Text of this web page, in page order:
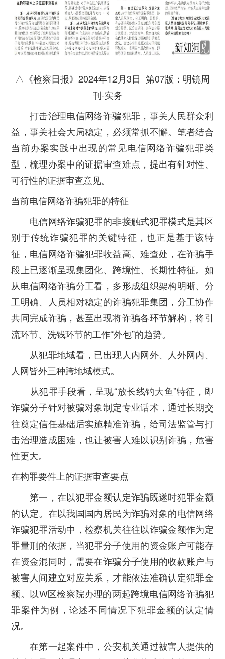
△《检察日报》2024年12月3日 第07版：明镜周
刊·实务
打击治理电信网络诈骗犯罪，事关人民群众利
益，事关社会大局稳定，必须常抓不懈。笔者结合
当前办案实践中出现的常见电信网络诈骗犯罪类
型，梳理办案中的证据审查难点，提出有针对性、
可行性的证据审查意见。
当前电信网络诈骗犯罪的特征
电信网络诈骗犯罪的非接触式犯罪模式是其区
别于传统诈骗犯罪的关键特征，也正是基于该特
征，电信网络诈骗犯罪收益高、难查处，在诈骗手
段上已逐渐呈现集团化、跨境性、长期性特征。如
从电信网络诈骗分工看，多形成组织架构明晰、分
工明确、人员相对稳定的诈骗犯罪集团，分工协作
共同完成诈骗，甚至出现将诈骗各环节解构，将引
流环节、洗钱环节的工作“外包”的趋势。
从犯罪地域看，已出现人内网外、人外网内、
人网皆外三种跨地域模式。
从犯罪手段看，呈现“放长线钓大鱼”特征，即
诈骗分子针对被骗对象制定专业话术，通过长期交
往奠定信任基础后实施精准诈骗，给司法监管与打
击治理造成困难，也让被害人难以识别诈骗，危害
性更大。
在构罪要件上的证据审查要点
第一，在以犯罪金额认定诈骗既遂时犯罪金额
的认定。在以我国国内居民为诈骗对象的电信网络
诈骗犯罪活动中，检察机关往往以诈骗金额作为定
罪量刑的依据，当犯罪分子使用的资金账户可能存
在资金混同时，需要在诈骗分子使用的收款账户与
被害人间建立对应关系，才能依法准确认定犯罪金
额。以W区检察院办理的两起跨境电信网络诈骗犯
罪案件为例，论述不同情况下犯罪金额的认定情
况。
在第一起案件中，公安机关通过被害人提供的